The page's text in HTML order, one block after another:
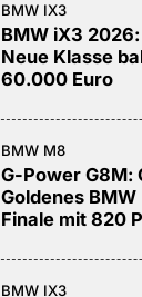
BMW IX3
BMW iX3
Neue Klasse
60.000 Euro
BMW M8
G-Power G8M:
Goldenes
Finale mit 820
BMW IX3